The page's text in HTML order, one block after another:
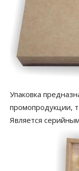
Упаковка
промопродукции,
Является